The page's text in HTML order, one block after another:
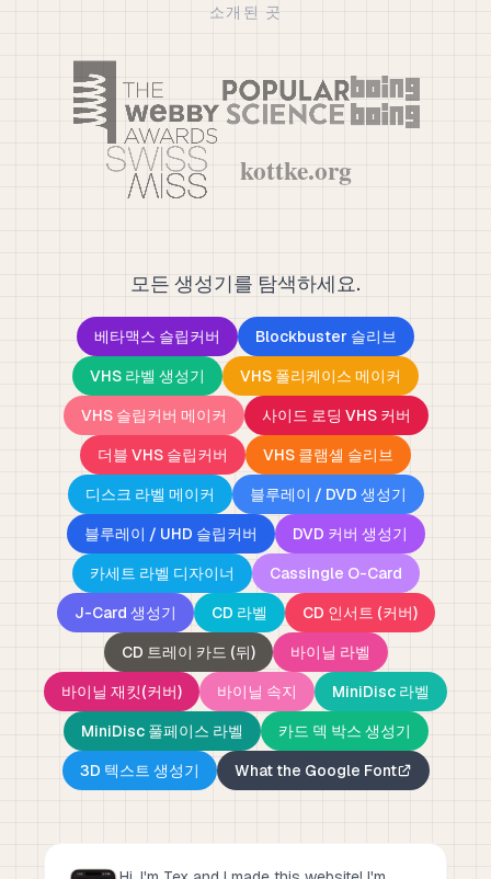
소개된 곳
모든 생성기를 탐색하세요.
베타맥스 슬립커버
Blockbuster 슬리브
VHS 라벨 생성기
VHS 폴리케이스 메이커
VHS 슬립커버 메이커
사이드 로딩 VHS 커버
더블 VHS 슬립커버
VHS 클램셸 슬리브
디스크 라벨 메이커
블루레이 / DVD 생성기
블루레이 / UHD 슬립커버
DVD 커버 생성기
카세트 라벨 디자이너
Cassingle O-Card
J-Card 생성기
CD 라벨
CD 인서트 (커버)
CD 트레이 카드 (뒤)
바이닐 라벨
바이닐 재킷(커버)
바이닐 속지
MiniDisc 라벨
MiniDisc 풀페이스 라벨
카드 덱 박스 생성기
3D 텍스트 생성기
What the Google Font